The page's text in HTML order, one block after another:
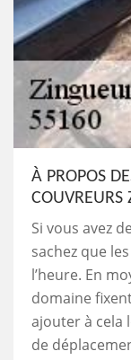
À PROPOS
COUVREURS
Si vous avez
sachez que
l’heure. En
domaine
ajouter à cela
de